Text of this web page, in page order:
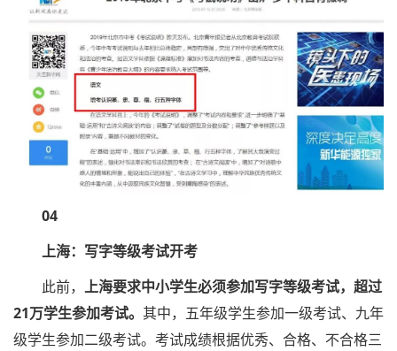
04
上海：写字等级考试开考
此前， 上海要求中小学生必须参加写字等级考试，超过
21万学生参加考试。 其中，五年级学生参加一级考试、九年
级学生参加二级考试。考试成绩根据优秀、合格、不合格三